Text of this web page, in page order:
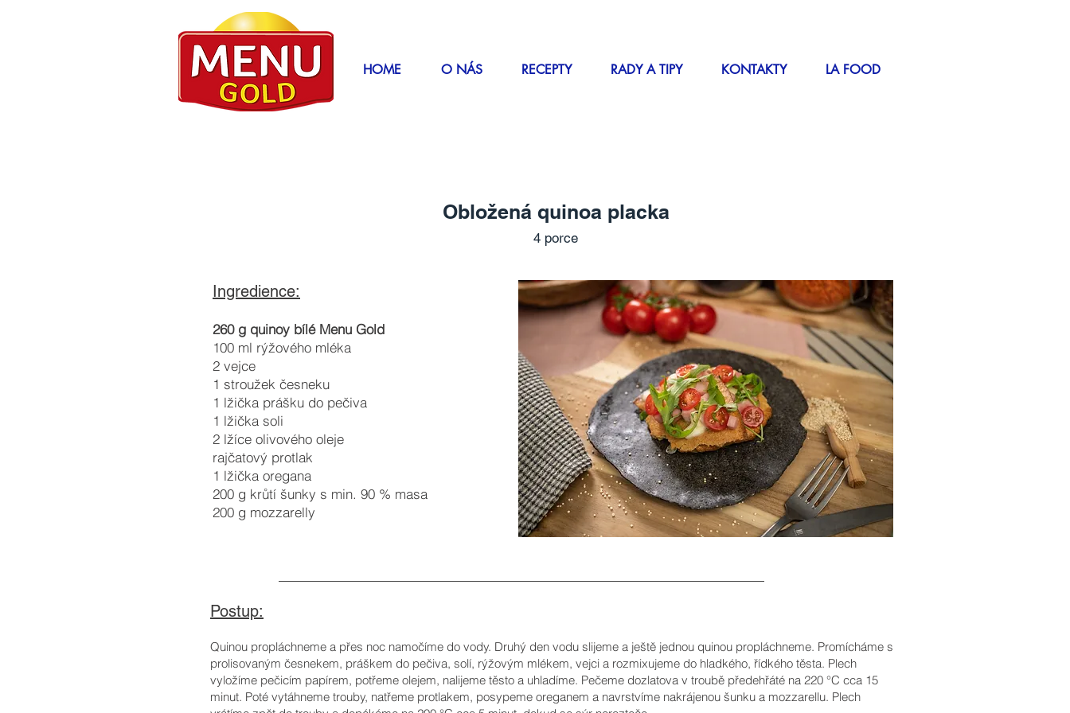
HOME O NÁS RECEPTY RADY A TIPY KONTAKTY LA FOOD
Obložená quinoa placka
4 porce
Ingredience:
260 g quinoy bílé Menu Gold
100 ml rýžového mléka
2 vejce
1 stroužek česneku
1 lžička prášku do pečiva
1 lžička soli
2 lžíce olivového oleje
rajčatový protlak
1 lžička oregana
200 g krůtí šunky s min. 90 % masa
200 g mozzarelly
Postup:
Quinou propláchneme a přes noc namočíme do vody. Druhý den vodu slijeme a ještě jednou quinou propláchneme. Promícháme s
prolisovaným česnekem, práškem do pečiva, solí, rýžovým mlékem, vejci a rozmixujeme do hladkého, řídkého těsta. Plech
vyložíme pečicím papírem, potřeme olejem, nalijeme těsto a uhladíme. Pečeme dozlatova v troubě předehřáté na 220 °C cca 15
minut. Poté vytáhneme trouby, natřeme protlakem, posypeme oreganem a navrstvíme nakrájenou šunku a mozzarellu. Plech